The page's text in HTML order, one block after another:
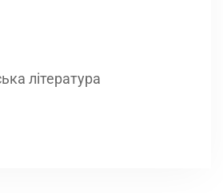
література